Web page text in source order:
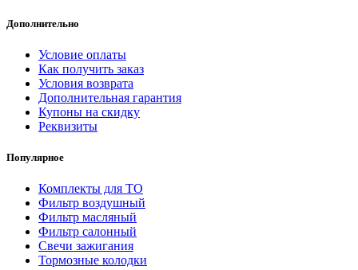
Дополнительно
Условие оплаты
Как получить заказ
Условия возврата
Дополнительная гарантия
Купоны на скидку
Реквизиты
Популярное
Комплекты для ТО
Фильтр воздушный
Фильтр масляный
Фильтр салонный
Свечи зажигания
Тормозные колодки